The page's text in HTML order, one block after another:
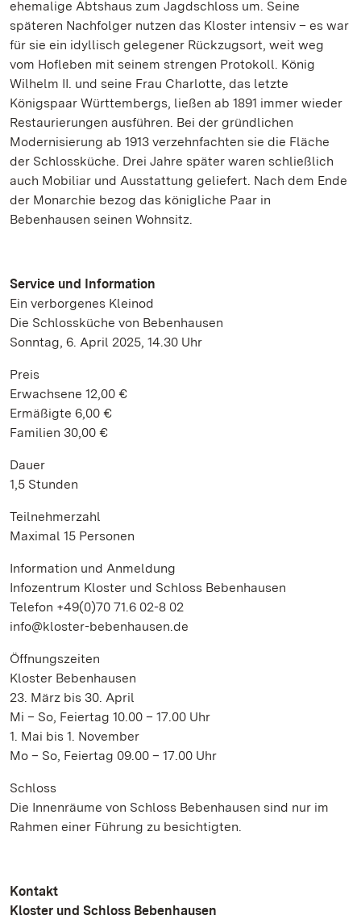
ehemalige Abtshaus zum Jagdschloss um. Seine
späteren Nachfolger nutzen das Kloster intensiv – es war
für sie ein idyllisch gelegener Rückzugsort, weit weg
vom Hofleben mit seinem strengen Protokoll. König
Wilhelm II. und seine Frau Charlotte, das letzte
Königspaar Württembergs, ließen ab 1891 immer wieder
Restaurierungen ausführen. Bei der gründlichen
Modernisierung ab 1913 verzehnfachten sie die Fläche
der Schlossküche. Drei Jahre später waren schließlich
auch Mobiliar und Ausstattung geliefert. Nach dem Ende
der Monarchie bezog das königliche Paar in
Bebenhausen seinen Wohnsitz.
Service und Information
Ein verborgenes Kleinod
Die Schlossküche von Bebenhausen
Sonntag, 6. April 2025, 14.30 Uhr
Preis
Erwachsene 12,00 €
Ermäßigte 6,00 €
Familien 30,00 €
Dauer
1,5 Stunden
Teilnehmerzahl
Maximal 15 Personen
Information und Anmeldung
Infozentrum Kloster und Schloss Bebenhausen
Telefon +49(0)70 71.6 02-8 02
info@kloster-bebenhausen.de
Öffnungszeiten
Kloster Bebenhausen
23. März bis 30. April
Mi – So, Feiertag 10.00 – 17.00 Uhr
1. Mai bis 1. November
Mo – So, Feiertag 09.00 – 17.00 Uhr
Schloss
Die Innenräume von Schloss Bebenhausen sind nur im
Rahmen einer Führung zu besichtigten.
Kontakt
Kloster und Schloss Bebenhausen